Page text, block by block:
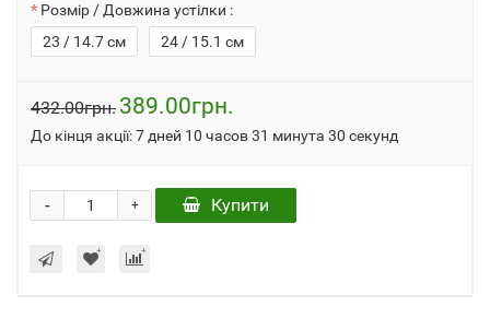
Розмір / Довжина устілки :
23 / 14.7 см
24 / 15.1 см
432.00грн. 389.00грн.
До кінця акції:7 дней 10 часов 31 минута 30 секунд
+
- Купити